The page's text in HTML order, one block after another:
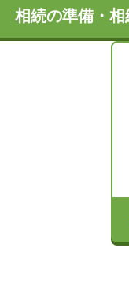
相続の準備・